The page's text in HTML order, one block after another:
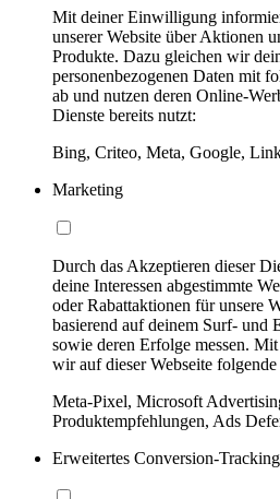
Mit deiner Einwilligung
unserer Website über Aktionen
Produkte. Dazu gleichen wir
personenbezogenen Daten mit
ab und nutzen deren Online-
Dienste bereits nutzt:
Bing, Criteo, Meta, Google,
Marketing
Durch das Akzeptieren dieser
deine Interessen abgestimmte
oder Rabattaktionen für unsere
basierend auf deinem Surf- und
sowie deren Erfolge messen.
wir auf dieser Webseite
Meta-Pixel, Microsoft
Produktempfehlungen, Ads
Erweitertes Conversion-Tracking